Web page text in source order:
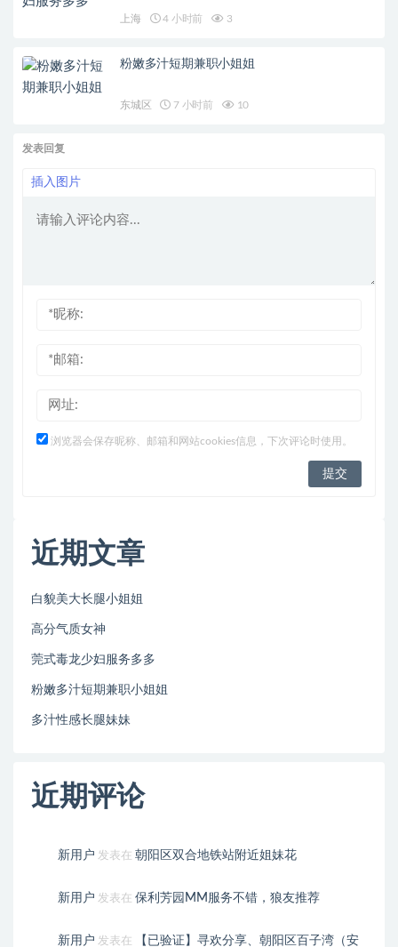
上海 4 小时前 3
粉嫩多汁短期兼职小姐姐
东城区 7 小时前 10
发表回复
插入图片
浏览器会保存昵称、邮箱和网站cookies信息，下次评论时使用。
近期文章
白貌美大长腿小姐姐
高分气质女神
莞式毒龙少妇服务多多
粉嫩多汁短期兼职小姐姐
多汁性感长腿妹妹
近期评论
新用户 发表在 朝阳区双合地铁站附近姐妹花
新用户 发表在 保利芳园MM服务不错，狼友推荐
新用户 发表在 【已验证】寻欢分享、朝阳区百子湾（安